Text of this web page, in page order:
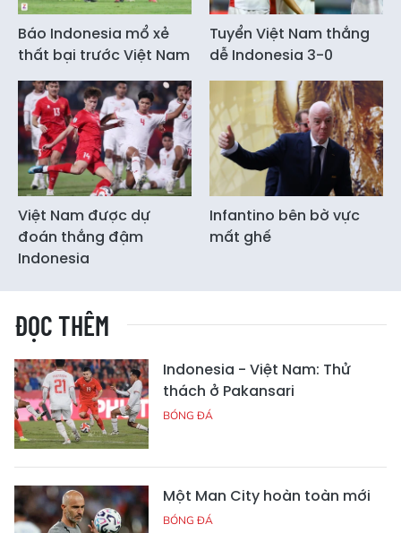
Báo Indonesia mổ xẻ
thất bại trước Việt Nam
Tuyển Việt Nam thắng
dễ Indonesia 3-0
Việt Nam được dự
đoán thắng đậm
Indonesia
Infantino bên bờ vực
mất ghế
ĐỌC THÊM
Indonesia - Việt Nam: Thử
thách ở Pakansari
BÓNG ĐÁ
Một Man City hoàn toàn mới
BÓNG ĐÁ